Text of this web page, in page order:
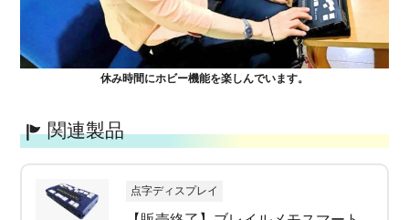
休み時間にホビー機能を楽しんでいます。
関連製品
点字ディスプレイ